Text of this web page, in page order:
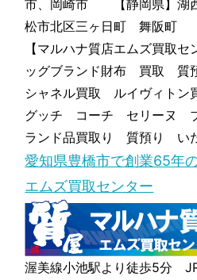
市、岡崎市 【静岡県】湖
松市北区三ヶ日町 舞阪町
【マルハナ質店エムズ買取
ッグブランド財布 買取 質預
シャネル買取 ルイヴィト
グッチ コーチ セリーヌ
ランド品買取り 質預り いた
愛知県豊橋市で創業65年
エムズ買取センター
渥美線小池駅より徒歩5分